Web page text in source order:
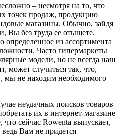
– несмотря на то, что
точек продаж, продукцию
магазины. Обычно, зайдя
Вы без труда ее отыщете.
из ассортимента
Часто гипермаркеты
модели, но не всегда наш
может случиться так, что,
мы не находим необходимого
неудачных поисков товаров
их в интернет-магазине
сейчас Rowenta выпускает,
Вам не придется